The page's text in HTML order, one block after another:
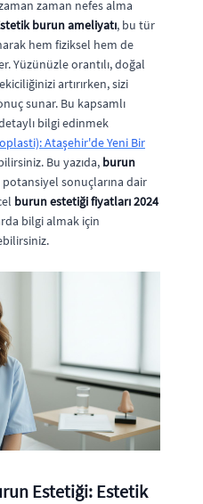
zaman nefes alma
burun ameliyatı, bu tür
hem fiziksel hem de
Yüzünüzle orantılı, doğal
artırırken, sizi
sunar. Bu kapsamlı
bilgi edinmek
Ataşehir'de Yeni Bir
Bu yazıda, burun
sonuçlarına dair
burun estetiği fiyatları 2024
bilgi almak için
Estetiği: Estetik